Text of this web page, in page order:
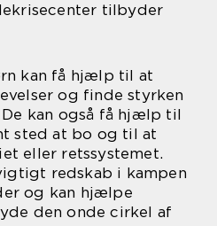
tilbyder
kan få hjælp til at
og finde styrken
kan også få hjælp til
sted at bo og til at
eller retssystemet.
redskab i kampen
og kan hjælpe
den onde cirkel af